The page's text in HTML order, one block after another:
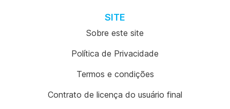
SITE
Sobre este site
Política de Privacidade
Termos e condições
Contrato de licença do usuário final